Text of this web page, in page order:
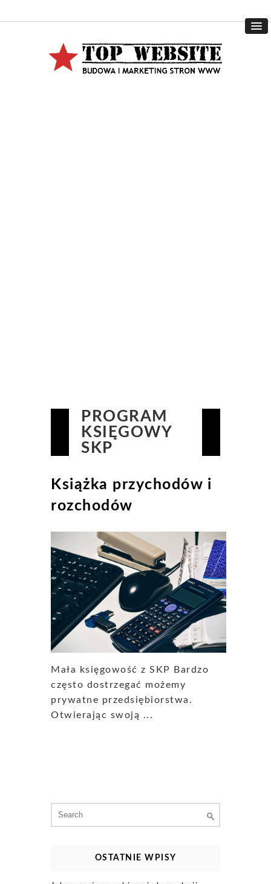
PROGRAM
KSIĘGOWY
SKP
Książka przychodów i
rozchodów
Mała księgowość z SKP Bardzo
często dostrzegać możemy
prywatne przedsiębiorstwa.
Otwierając swoją ...
for:
OSTATNIE WPISY